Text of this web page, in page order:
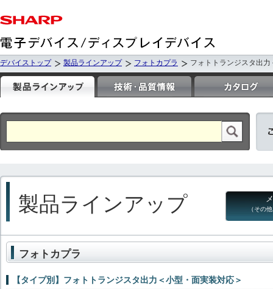
デバイストップ 製品ラインアップ フォトカプラ フォトトランジスタ出
製品ラインアップ （その
フォトカプラ
【タイプ別】フォトトランジスタ出力＜小型・面実装対応＞